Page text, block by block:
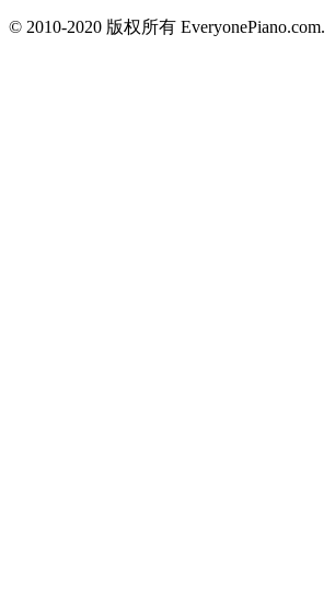
© 2010-2020 版权所有 EveryonePiano.com.